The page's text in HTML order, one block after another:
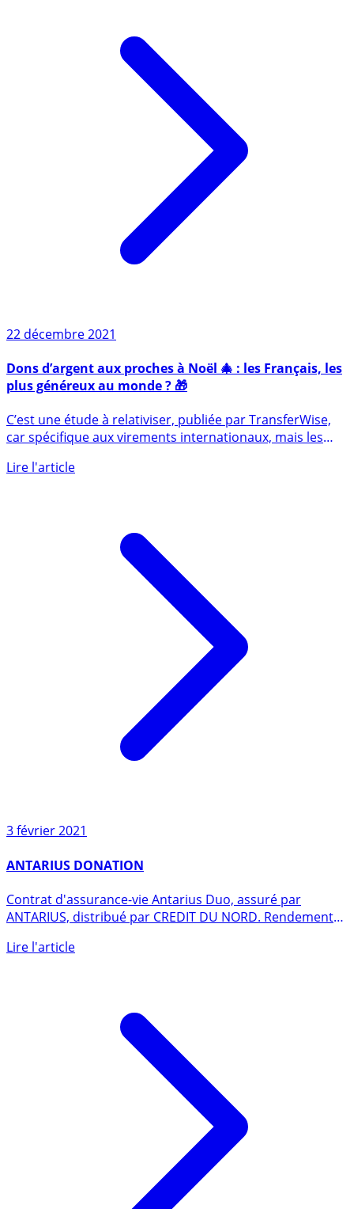
22 décembre 2021
plus généreux au monde ? 🎁
car spécifique aux virements internationaux, mais les
3 février 2021
ANTARIUS DONATION
ANTARIUS, distribué par CREDIT DU NORD. Rendement